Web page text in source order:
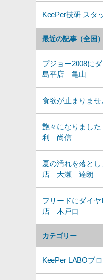
カテゴリー
KeePer LABOブ
最近の記事（全国）
プジョー2008に
島平店 亀山
食欲が止まりま
艶々になりまし
利 尚信
夏の汚れを落と
店 大瀬 達朗
フリードにダイ
店 木戸口
KeePer技研 スタ